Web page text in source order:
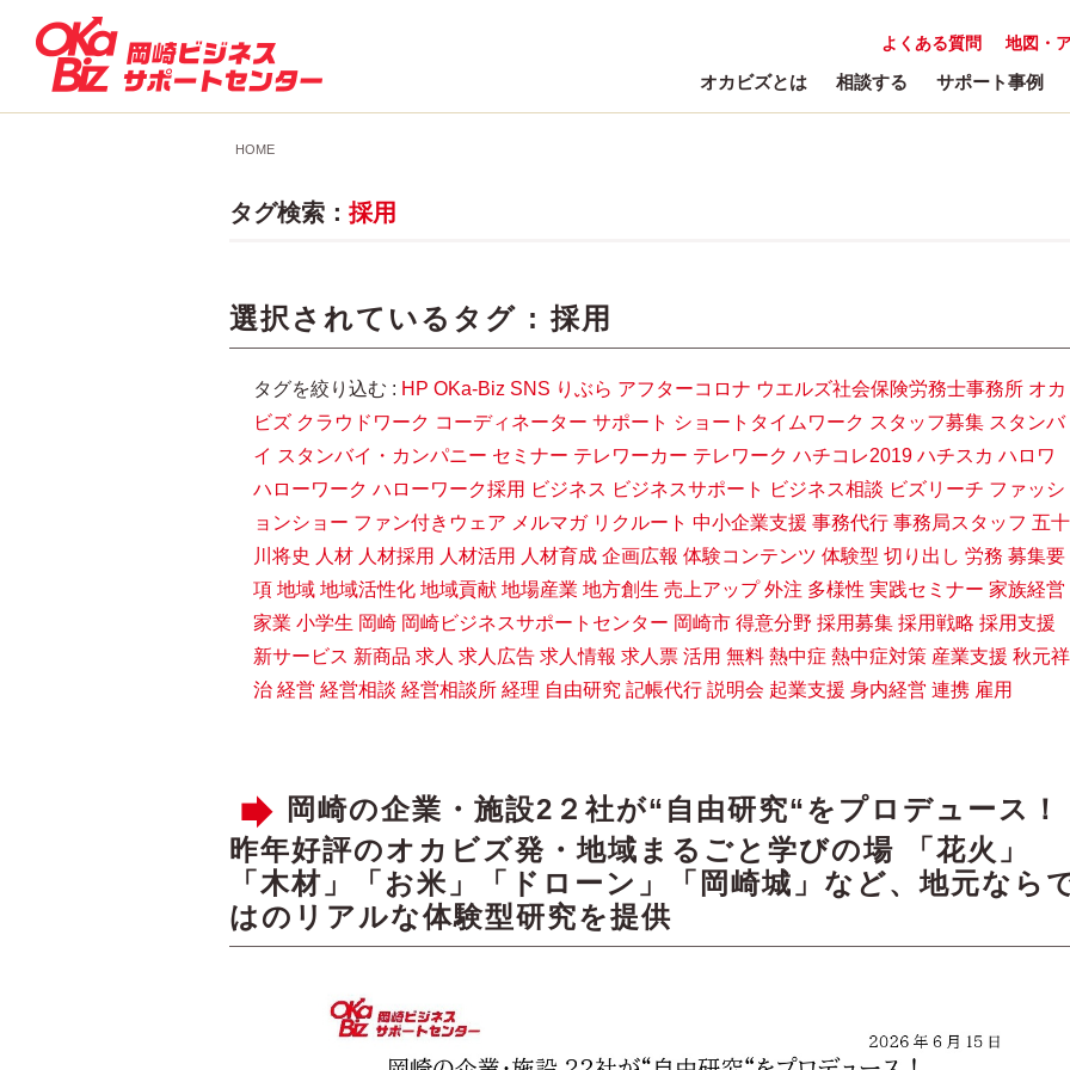
地図・
よくある質問
オカビズとは 相談する サポート事例
HOME
タグ検索： 採用
選択されているタグ : 採用
タグを絞り込む : HP OKa-Biz SNS りぶら アフターコロナ ウエルズ社会保険労務士事務所 オカ
ビズ クラウドワーク コーディネーター サポート ショートタイムワーク スタッフ募集 スタンバ
イ スタンバイ・カンパニー セミナー テレワーカー テレワーク ハチコレ2019 ハチスカ ハロワ
ハローワーク ハローワーク採用 ビジネス ビジネスサポート ビジネス相談 ビズリーチ ファッシ
ョンショー ファン付きウェア メルマガ リクルート 中小企業支援 事務代行 事務局スタッフ 五十
川将史 人材 人材採用 人材活用 人材育成 企画広報 体験コンテンツ 体験型 切り出し 労務 募集要
項 地域 地域活性化 地域貢献 地場産業 地方創生 売上アップ 外注 多様性 実践セミナー 家族経営
家業 小学生 岡崎 岡崎ビジネスサポートセンター 岡崎市 得意分野 採用募集 採用戦略 採用支援
新サービス 新商品 求人 求人広告 求人情報 求人票 活用 無料 熱中症 熱中症対策 産業支援 秋元祥
治 経営 経営相談 経営相談所 経理 自由研究 記帳代行 説明会 起業支援 身内経営 連携 雇用
岡崎の企業・施設2２社が“自由研究“をプロデュース！
昨年好評のオカビズ発・地域まるごと学びの場 「花火」
「木材」「お米」「ドローン」「岡崎城」など、地元なら
はのリアルな体験型研究を提供